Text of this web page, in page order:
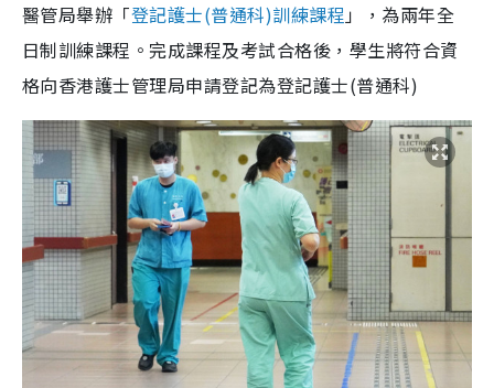
醫管局舉辦「登記護士(普通科)訓練課程」，為兩年全
日制訓練課程。完成課程及考試合格後，學生將符合資
格向香港護士管理局申請登記為登記護士(普通科)